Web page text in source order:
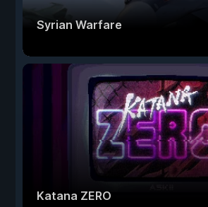
Syrian Warfare
Katana ZERO